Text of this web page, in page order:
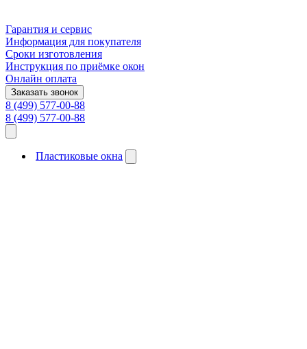
Гарантия и сервис
Информация для покупателя
Сроки изготовления
Инструкция по приёмке окон
Онлайн оплата
Заказать звонок
8 (499) 577-00-88
8 (499) 577-00-88
Пластиковые окна